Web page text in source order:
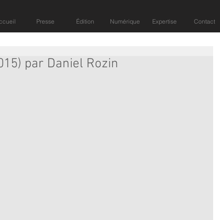
par Daniel Rozin
Presse Édition Numérique Expertise Contact